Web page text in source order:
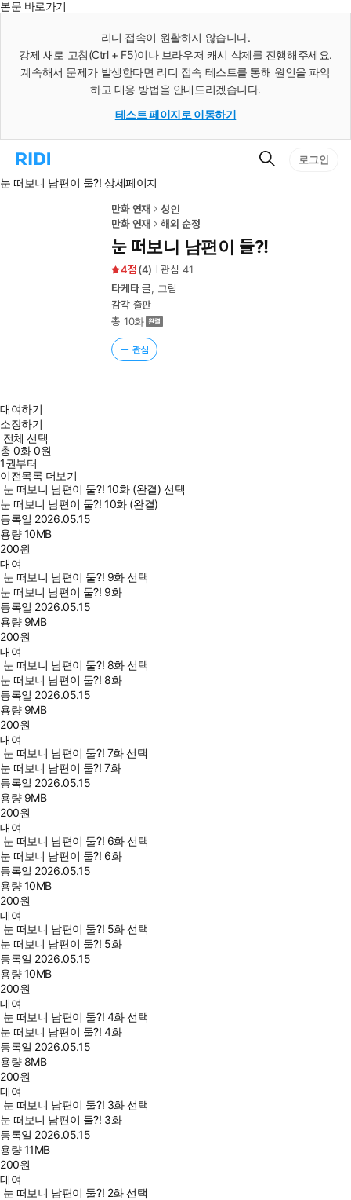
본문 바로가기
리디 접속이 원활하지 않습니다.
강제 새로 고침(Ctrl + F5)이나 브라우저 캐시 삭제를 진행해주세요.
계속해서 문제가 발생한다면 리디 접속 테스트를 통해 원인을 파악
하고 대응 방법을 안내드리겠습니다.
테스트 페이지로 이동하기
리
홈
검
로그인
눈 떠보니 남편이 둘?! 상세페이지
만화 연재
성인
만화 연재
해외 순정
눈 떠보니 남편이 둘?!
4 (4) 관심 41
타케타글, 그림
감각출판
총 10화
관심
대여하기
소장하기
전체 선택
총0화0원
1권부터
이전목록 더보기
눈 떠보니 남편이 둘?! 10화 (완결) 선택
눈 떠보니 남편이 둘?! 10화 (완결)
등록일 2026.05.15
용량10MB
200원
대여
눈 떠보니 남편이 둘?! 9화 선택
눈 떠보니 남편이 둘?! 9화
등록일 2026.05.15
용량 9MB
200원
대여
눈 떠보니 남편이 둘?! 8화 선택
눈 떠보니 남편이 둘?! 8화
등록일 2026.05.15
용량 9MB
200원
대여
눈 떠보니 남편이 둘?! 7화 선택
눈 떠보니 남편이 둘?! 7화
등록일 2026.05.15
용량 9MB
200원
대여
눈 떠보니 남편이 둘?! 6화 선택
눈 떠보니 남편이 둘?! 6화
등록일 2026.05.15
용량10MB
200원
대여
눈 떠보니 남편이 둘?! 5화 선택
눈 떠보니 남편이 둘?! 5화
등록일 2026.05.15
용량10MB
200원
대여
눈 떠보니 남편이 둘?! 4화 선택
눈 떠보니 남편이 둘?! 4화
등록일 2026.05.15
용량 8MB
200원
대여
눈 떠보니 남편이 둘?! 3화 선택
눈 떠보니 남편이 둘?! 3화
등록일 2026.05.15
용량11MB
200원
대여
눈 떠보니 남편이 둘?! 2화 선택